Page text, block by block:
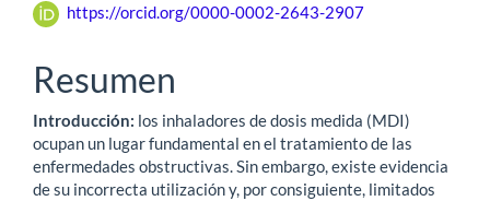
https://orcid.org/0000-0002-2643-2907
Resumen
Introducción: los inhaladores de dosis medida (MDI)
ocupan un lugar fundamental en el tratamiento de las
enfermedades obstructivas. Sin embargo, existe evidencia
de su incorrecta utilización y, por consiguiente, limitados